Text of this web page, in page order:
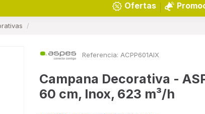
Ofertas
Referencia: ACPP601AIX
Campana Decorativa -
60 cm, Inox, 623 m³/h